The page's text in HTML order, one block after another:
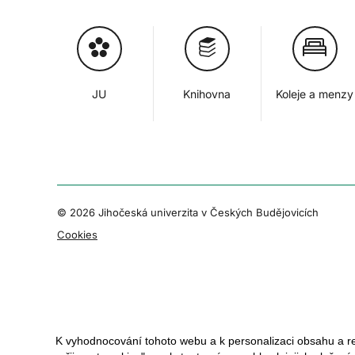
JU Knihovna Koleje a menzy
© 2026 Jihočeská univerzita v Českých Budějovicích
Cookies
K vyhodnocování tohoto webu a k personalizaci obsahu a